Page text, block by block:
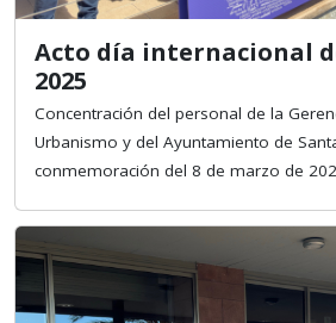
Acto día internacional
2025
Concentración del personal de la
Urbanismo y del Ayuntamiento de
conmemoración del 8 de marzo de